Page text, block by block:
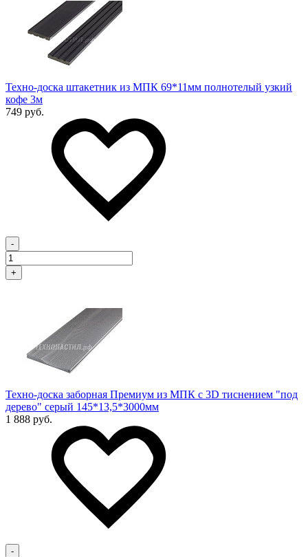
Техно-доска штакетник из МПК 69*11мм полнотелый узкий
кофе 3м
749 руб.
-
+
Техно-доска заборная Премиум из МПК с 3D тиснением "под
дерево" серый 145*13,5*3000мм
1 888 руб.
-